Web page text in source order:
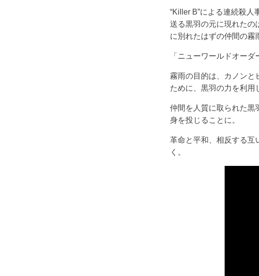
“Killer B”による連続殺
送る黒羽の元に現れたの
に別れたはずの仲間の霧
「ニューワールドオーダ
霧雨の目的は、カノンと
ために、黒羽の力を利用
仲間を人質に取られた黒
身を投じることに。
革命と平和、相反する互
く。